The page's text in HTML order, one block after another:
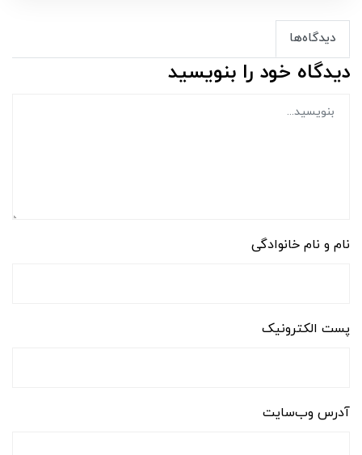
دیدگاه‌ها
دیدگاه خود را بنویسید
نام و نام خانوادگی
پست الکترونیک
آدرس وب‌سایت